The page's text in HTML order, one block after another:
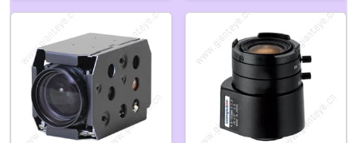
预设和4针迷你连接器
(CS接口)